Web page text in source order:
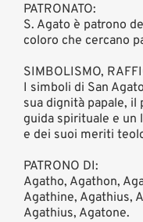
PATRONATO:
S. Agato è patrono
coloro che cercano
SIMBOLISMO,
I simboli di San
sua dignità papale, il
guida spirituale e un
e dei suoi meriti
PATRONO DI:
Agatho, Agathon,
Agathine, Agathius,
Agathius, Agatone.